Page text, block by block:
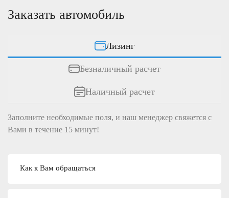
Заказать автомобиль
Лизинг
Безналичный расчет
Наличный расчет
Заполните необходимые поля, и наш менеджер свяжется c
Вами в течение 15 минут!
Как к Вам обращаться